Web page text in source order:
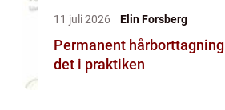
11 juli 2026 Elin Forsberg
Permanent hårborttagning så fungerar
det i praktiken